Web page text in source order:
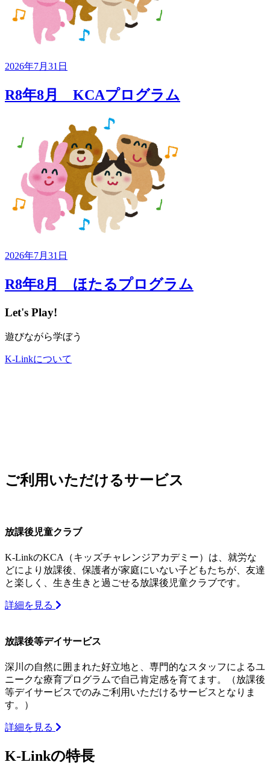
2026年7月31日
R8年8月 KCAプログラム
2026年7月31日
R8年8月 ほたるプログラム
Let's Play!
遊びながら学ぼう
K-Linkについて
ご利用いただけるサービス
放課後児童クラブ
K-LinkのKCA（キッズチャレンジアカデミー）は、就労な
どにより放課後、保護者が家庭にいない子どもたちが、友達
と楽しく、生き生きと過ごせる放課後児童クラブです。
詳細を見る
放課後等デイサービス
深川の自然に囲まれた好立地と、専門的なスタッフによるユ
ニークな療育プログラムで自己肯定感を育てます。（放課後
等デイサービスでのみご利用いただけるサービスとなりま
す。）
詳細を見る
K-Linkの特長